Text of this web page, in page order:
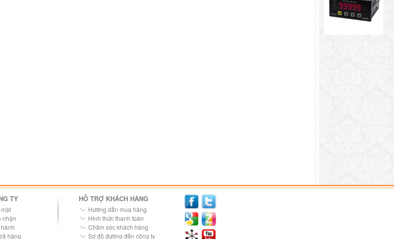
TY
nhận
hàng
HỖ TRỢ KHÁCH HÀNG
Hướng dẫn mua hàng
Hình thức thanh toán
Chăm sóc khách hàng
Sơ đồ đường đến công ty